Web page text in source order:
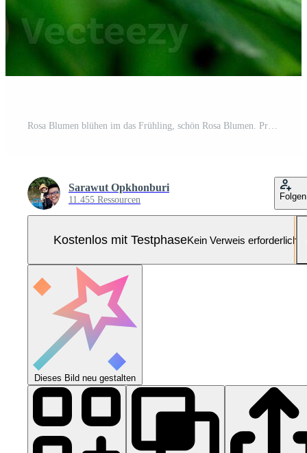
Rosa Blumen blühen im das Frühling, schön Rosa Blumen. Pro Foto
Sarawut Opkhonburi
11.455 Ressourcen Folgen
Kostenlos mit TestphaseKein Verweis erforderlich
Dieses Bild neu gestalten